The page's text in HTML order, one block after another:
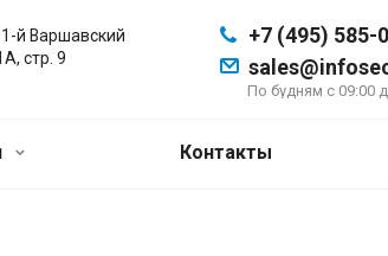
+7 (495) 585-
По будням с 09:00
й Варшавский
стр. 9
Контакты